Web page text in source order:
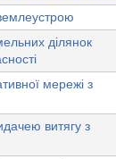
ділянок
мережі з
витягу з